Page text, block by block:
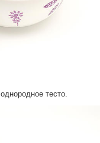
тесто.